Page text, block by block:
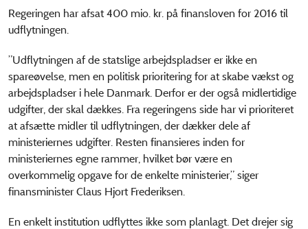
Regeringen har afsat 400 mio. kr. på finansloven for 2016 til
udflytningen.
”Udflytningen af de statslige arbejdspladser er ikke en
spareøvelse, men en politisk prioritering for at skabe vækst og
arbejdspladser i hele Danmark. Derfor er der også midlertidige
udgifter, der skal dækkes. Fra regeringens side har vi prioriteret
at afsætte midler til udflytningen, der dækker dele af
ministeriernes udgifter. Resten finansieres inden for
ministeriernes egne rammer, hvilket bør være en
overkommelig opgave for de enkelte ministerier,” siger
finansminister Claus Hjort Frederiksen.
En enkelt institution udflyttes ikke som planlagt. Det drejer sig